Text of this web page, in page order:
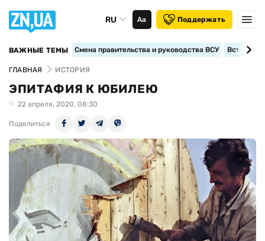
RU Аа Поддержать
ВАЖНЫЕ ТЕМЫ Смена правительства и руководства ВСУ
ГЛАВНАЯ ИСТОРИЯ
ЭПИТАФИЯ К ЮБИЛЕЮ
22 апреля, 2020, 08:30
Поделиться